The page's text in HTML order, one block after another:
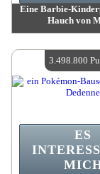
Eine Barbie-
Hauch von
Verfügbare
ES
3.498.800